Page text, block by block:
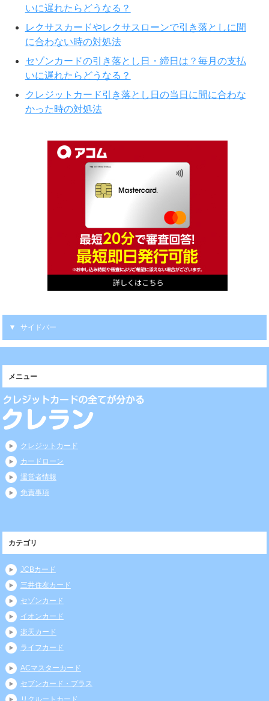
いに遅れたらどうなる？
レクサスカードやレクサスローンで引き落としに間
に合わない時の対処法
セゾンカードの引き落とし日・締日は？毎月の支払
いに遅れたらどうなる？
クレジットカード引き落とし日の当日に間に合わな
かった時の対処法
サイドバー
メニュー
クレジットカード
カードローン
運営者情報
免責事項
カテゴリ
JCBカード
三井住友カード
セゾンカード
イオンカード
楽天カード
ライフカード
ACマスターカード
セブンカード・プラス